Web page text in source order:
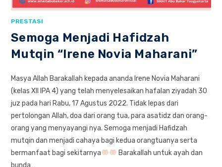
PRESTASI
Semoga Menjadi Hafidzah
Mutqin “Irene Novia Maharani”
Masya Allah Barakallah kepada ananda Irene Novia Maharani
(kelas XII IPA 4) yang telah menyelesaikan hafalan ziyadah 30
juz pada hari Rabu, 17 Agustus 2022. Tidak lepas dari
pertolongan Allah, doa dari orang tua, para asatidz dan orang-
orang yang menyayangi nya. Semoga menjadi Hafidzah
mutqin dan menjadi cahaya bagi kedua orangtuanya serta
bermanfaat bagi sekitarnya
Barakallah untuk ayah dan
bunda…